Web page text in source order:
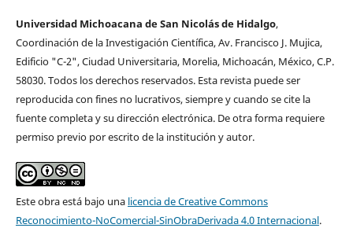
Universidad Michoacana de San Nicolás de Hidalgo,
Coordinación de la Investigación Cientí­fica, Av. Francisco J. Mujica,
Edificio "C-2", Ciudad Universitaria, Morelia, Michoacán, México, C.P.
58030. Todos los derechos reservados. Esta revista puede ser
reproducida con fines no lucrativos, siempre y cuando se cite la
fuente completa y su dirección electrónica. De otra forma requiere
permiso previo por escrito de la institución y autor.
Este obra está bajo una licencia de Creative Commons
Reconocimiento-NoComercial-SinObraDerivada 4.0 Internacional.